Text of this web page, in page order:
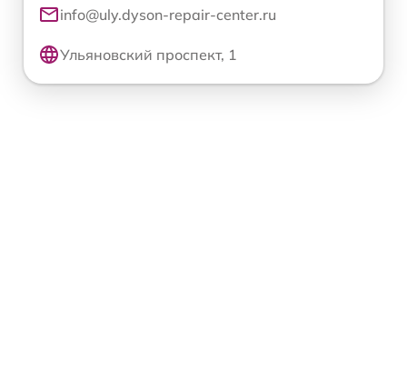
info@uly.dyson-repair-center.ru
Ульяновский проспект, 1